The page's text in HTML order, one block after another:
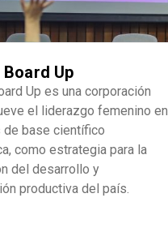
Up
Up es una corporación
el liderazgo femenino en
de base científico
como estrategia para la
del desarrollo y
productiva del país.